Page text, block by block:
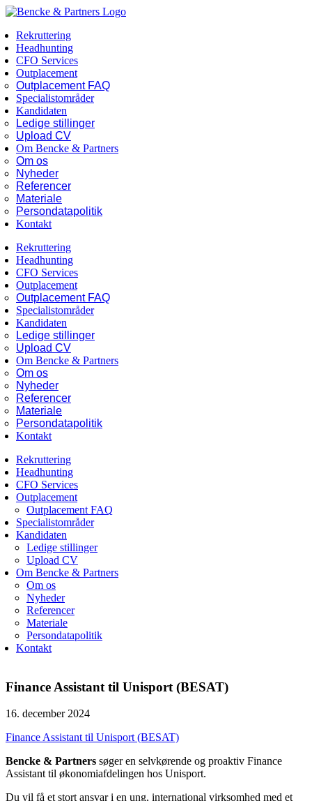
Skip
content
Facebook
LinkedIn
Rekruttering
Headhunting
CFO Services
Outplacement
Outplacement FAQ
Specialistområder
Kandidaten
Ledige stillinger
Upload CV
Om Bencke & Partners
Om os
Nyheder
Referencer
Materiale
Persondatapolitik
Kontakt
Rekruttering
Headhunting
CFO Services
Outplacement
Outplacement FAQ
Specialistområder
Kandidaten
Ledige stillinger
Upload CV
Om Bencke & Partners
Om os
Nyheder
Referencer
Materiale
Persondatapolitik
Kontakt
Rekruttering
Headhunting
CFO Services
Outplacement
Outplacement FAQ
Specialistområder
Kandidaten
Ledige stillinger
Upload CV
Om Bencke & Partners
Om os
Nyheder
Referencer
Materiale
Persondatapolitik
Kontakt
Finance Assistant til Unisport (BESAT)
16. december 2024
Finance Assistant til Unisport (BESAT)
Bencke & Partners søger en selvkørende og proaktiv Finance
Assistant til økonomiafdelingen hos Unisport.
Du vil få et stort ansvar i en ung, international virksomhed med et